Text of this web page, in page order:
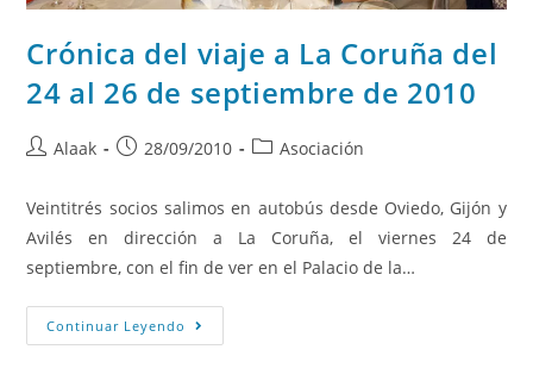
Crónica del viaje a La Coruña del
24 al 26 de septiembre de 2010
Alaak 28/09/2010 Asociación
Veintitrés socios salimos en autobús desde Oviedo, Gijón y
Avilés en dirección a La Coruña, el viernes 24 de
septiembre, con el fin de ver en el Palacio de la…
Continuar Leyendo